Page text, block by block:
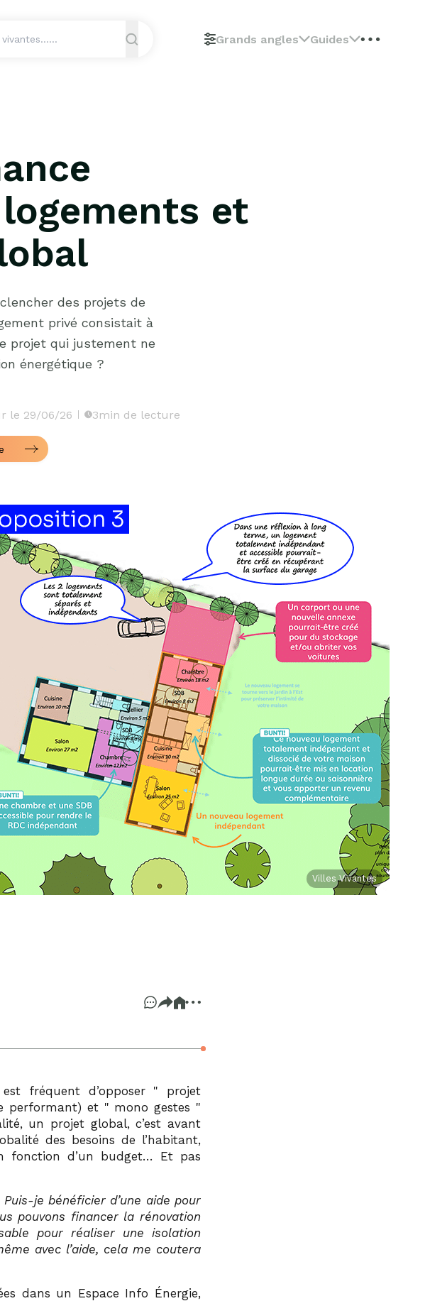
Grands angles Guides
et
des projets de
privé consistait à
projet qui justement ne
énergétique ?
le 29/06/26 3min de lecture
Villes Vivantes
fréquent d’opposer
projet
performant) et
mono gestes
un projet global, c’est avant
des besoins de l’habitant,
fonction d’un budget… Et pas
je bénéficier d’une aide pour
pouvons financer la rénovation
pour réaliser une isolation
avec l’aide, cela me coutera
dans un Espace Info Énergie,